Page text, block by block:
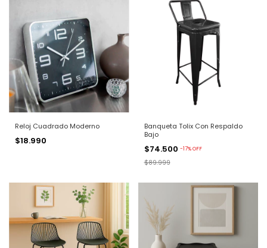
Reloj Cuadrado Moderno
$18.990
Banqueta Tolix Con Respaldo
Bajo
$74.500 -17%OFF
$89.999